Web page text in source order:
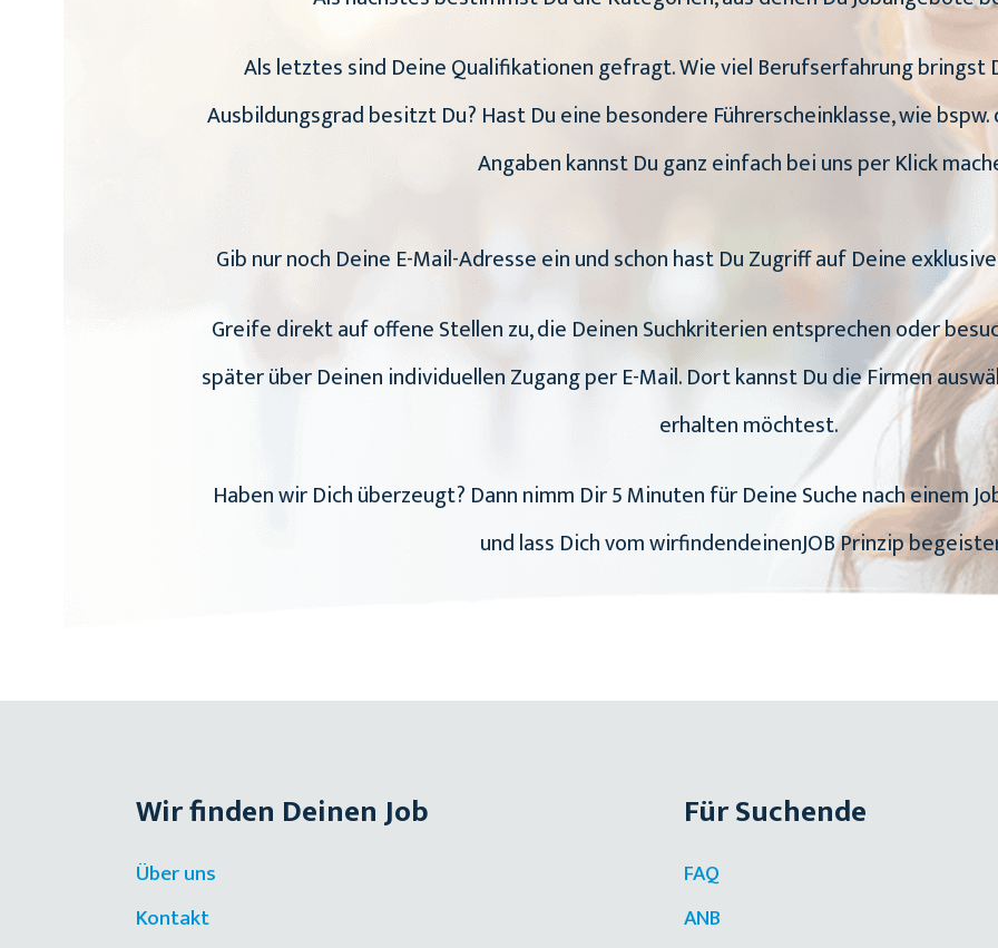
Als letztes sind Deine Qualifikationen gefragt. Wie viel Berufserfahrung bringst
Ausbildungsgrad besitzt Du? Hast Du eine besondere Führerscheinklasse, wie
Angaben kannst Du ganz einfach bei uns per Klick
Gib nur noch Deine E-Mail-Adresse ein und schon hast Du Zugriff auf Deine
Greife direkt auf offene Stellen zu, die Deinen Suchkriterien entsprechen oder
später über Deinen individuellen Zugang per E-Mail. Dort kannst Du die Firmen
erhalten möchtest.
Haben wir Dich überzeugt? Dann nimm Dir 5 Minuten für Deine Suche nach einem
und lass Dich vom wirfindendeinenJOB Prinzip
Wir finden Deinen Job
Über uns
Kontakt
Für Suchende
FAQ
ANB